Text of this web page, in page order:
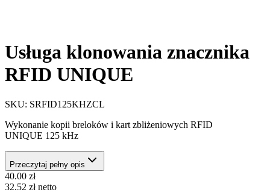
Usługa klonowania znacznika
RFID UNIQUE
SKU: SRFID125KHZCL
Wykonanie kopii breloków i kart zbliżeniowych RFID
UNIQUE 125 kHz
Przeczytaj pełny opis
40.00 zł
32.52 złnetto